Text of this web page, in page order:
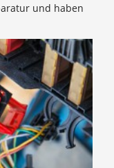
und haben